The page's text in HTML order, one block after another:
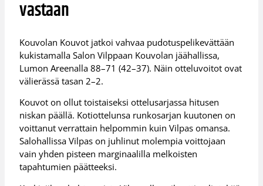
vastaan
Kouvolan Kouvot jatkoi vahvaa pudotuspelikevättään
kukistamalla Salon Vilppaan Kouvolan jäähallissa,
Lumon Areenalla 88–71 (42–37). Näin otteluvoitot ovat
välierässä tasan 2–2.
Kouvot on ollut toistaiseksi ottelusarjassa hitusen
niskan päällä. Kotiottelunsa runkosarjan kuutonen on
voittanut verrattain helpommin kuin Vilpas omansa.
Salohallissa Vilpas on juhlinut molempia voittojaan
vain yhden pisteen marginaalilla melkoisten
tapahtumien päätteeksi.